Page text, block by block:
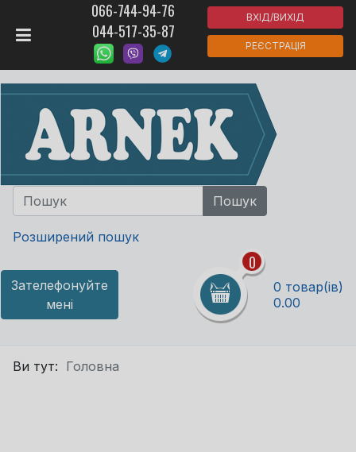
066-744-94-76
044-517-35-87
ВХІД/ВИХІД
РЕЄСТРАЦІЯ
Розширений пошук
Зателефонуйте
мені
0
0 товар(ів)
0.00
Ви тут: Головна